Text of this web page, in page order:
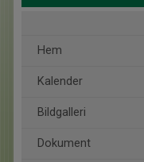
Hem
Kalender
Bildgalleri
Dokument